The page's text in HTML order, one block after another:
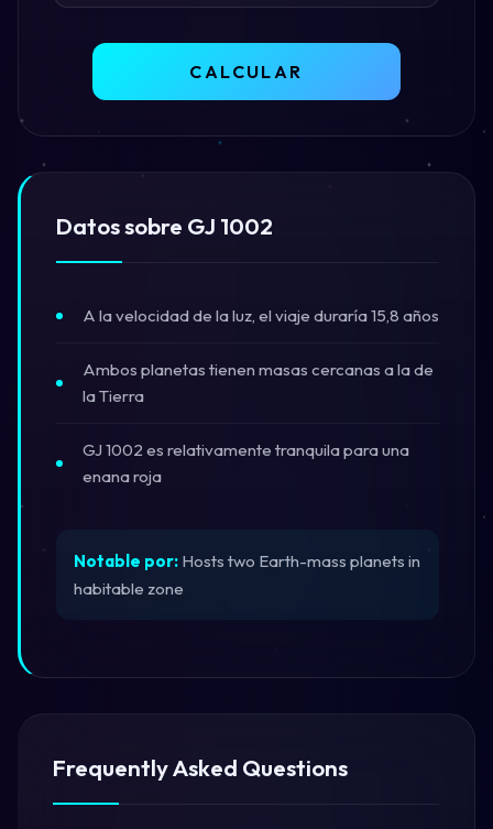
CALCULAR
Datos sobre GJ 1002
A la velocidad de la luz, el viaje duraría 15,8 años
Ambos planetas tienen masas cercanas a la de
la Tierra
GJ 1002 es relativamente tranquila para una
enana roja
Notable por: Hosts two Earth-mass planets in
habitable zone
Frequently Asked Questions